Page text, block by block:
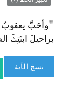
"وأحَبَّ يعقوبُ
براحيلَ ابنَتِكَ
نسخ الآية